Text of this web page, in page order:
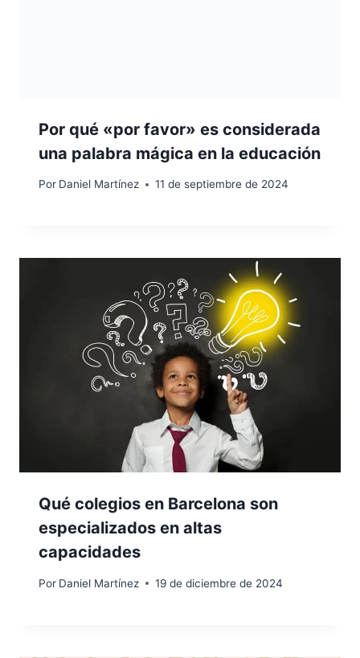
Por qué «por favor» es considerada
una palabra mágica en la educación
Por Daniel Martínez 11 de septiembre de 2024
Qué colegios en Barcelona son
especializados en altas
capacidades
Por Daniel Martínez 19 de diciembre de 2024